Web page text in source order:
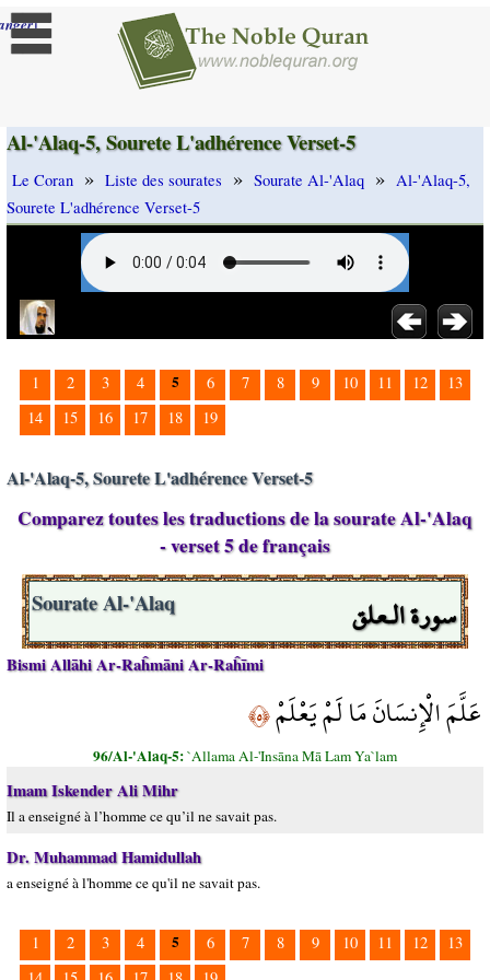
]
Al-'Alaq-5, Sourete L'adhérence Verset-5
Le Coran » Liste des sourates » Sourate Al-'Alaq » Al-'Alaq-5,
Sourete L'adhérence Verset-5
1 2 3 4 5 6 7 8 9 10 11 12
13
14
15 16 17 18 19
Al-'Alaq-5, Sourete L'adhérence Verset-5
Comparez toutes les traductions de la sourate Al-'Alaq
- verset 5 de français
سورة الـعلق Sourate Al-'Alaq
Bismi Allāhi Ar-Raĥmāni Ar-Raĥīmi
عَلَّمَ الْإِنسَانَ مَا لَمْ يَعْلَمْ﴿٥﴾
96/Al-'Alaq-5:`Allama Al-'Insāna Mā Lam Ya`lam
Imam Iskender Ali Mihr
Il a enseigné à l’homme ce qu’il ne savait pas.
Dr. Muhammad Hamidullah
a enseigné à l'homme ce qu'il ne savait pas.
1 2 3 4 5 6 7 8 9 10 11 12
13